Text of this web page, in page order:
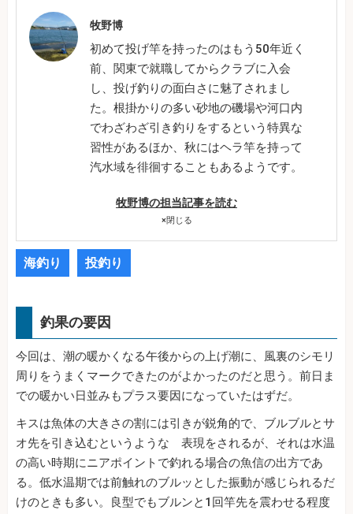
牧野博
初めて投げ竿を持ったのはもう50年近く
前、関東で就職してからクラブに入会
し、投げ釣りの面白さに魅了されまし
た。根掛かりの多い砂地の磯場や河口内
でわざわざ引き釣りをするという特異な
習性があるほか、秋にはヘラ竿を持って
汽水域を徘徊することもあるようです。
牧野博の担当記事を読む
×閉じる
海釣り 投釣り
釣果の要因
今回は、潮の暖かくなる午後からの上げ潮に、風裏のシモリ
周りをうまくマークできたのがよかったのだと思う。前日ま
での暖かい日並みもプラス要因になっていたはずだ。
キスは魚体の大きさの割には引きが鋭角的で、ブルブルとサ
オ先を引き込むというような 表現をされるが、それは水温
の高い時期にニアポイントで釣れる場合の魚信の出方であ
る。低水温期では前触れのブルッとした振動が感じられるだ
けのときも多い。良型でもブルンと1回竿先を震わせる程度